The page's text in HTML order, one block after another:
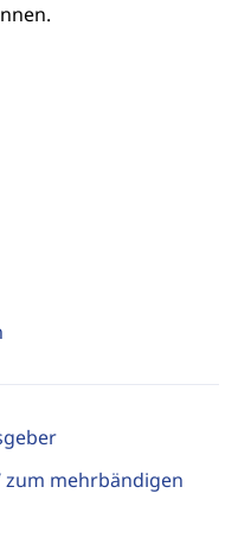
mehrbändigen